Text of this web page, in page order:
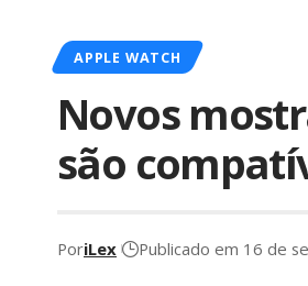
APPLE WATCH
Novos
são
PoriLex Publicado em 16 de